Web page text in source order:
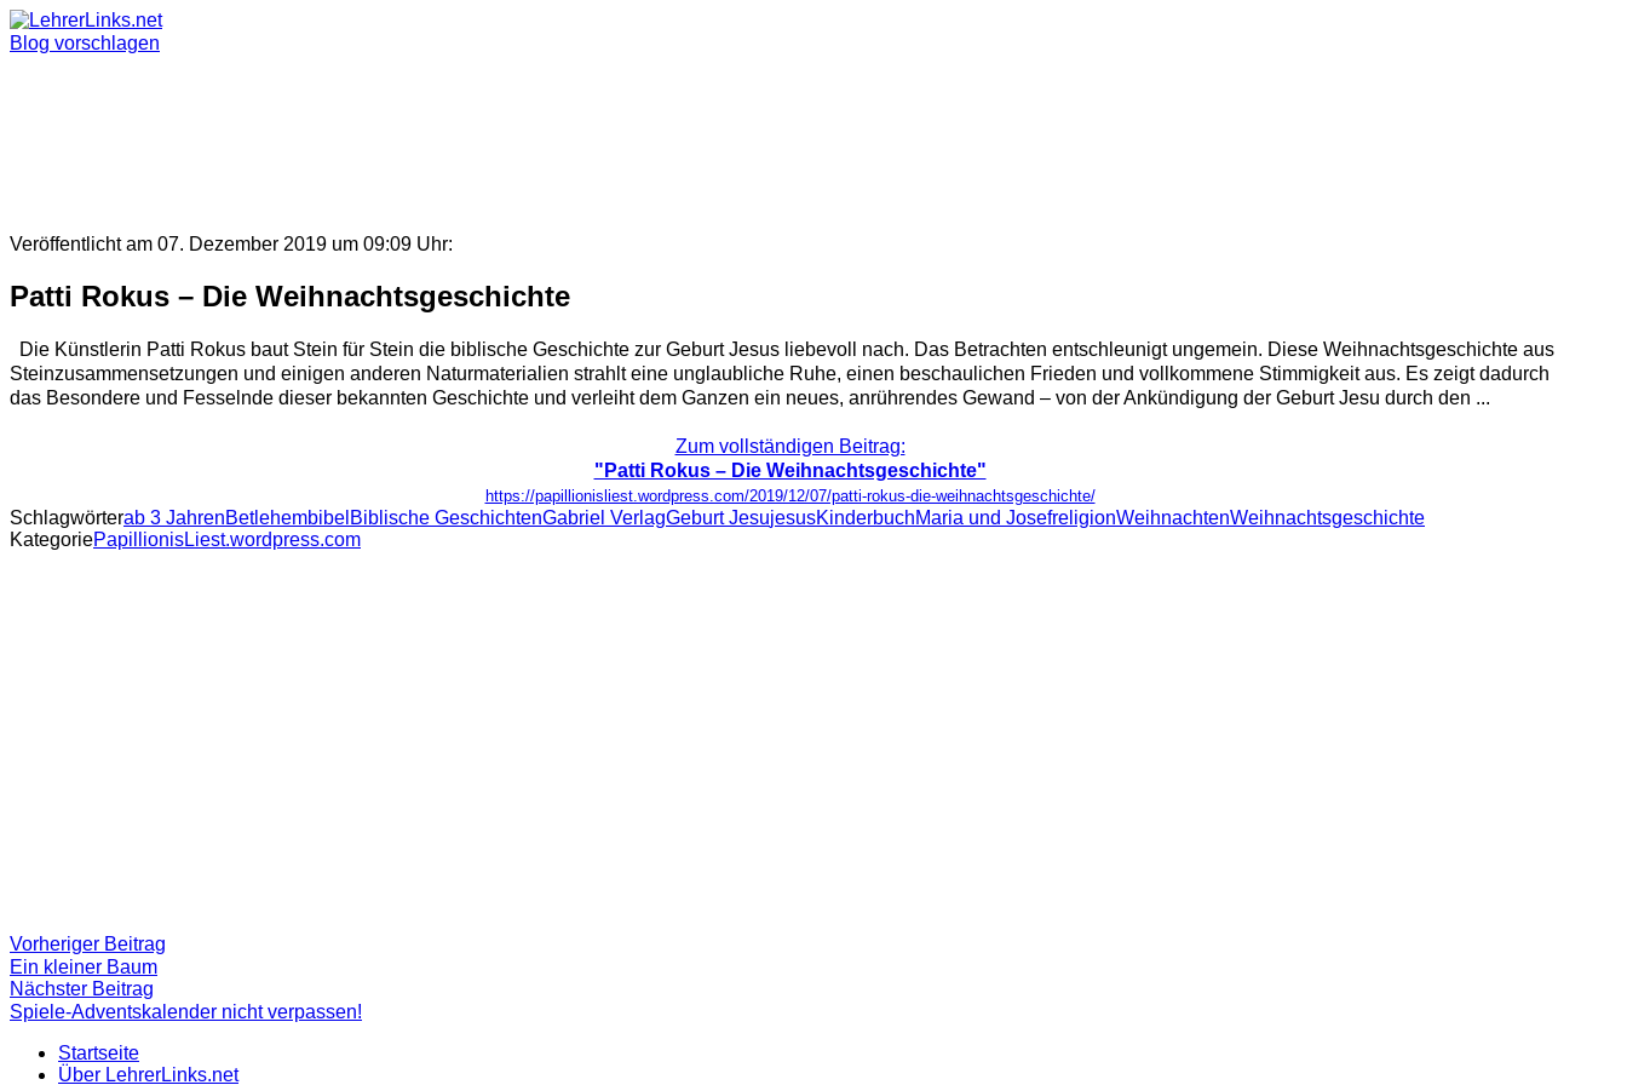
Skip
to
Blog vorschlagen
Veröffentlicht am 07. Dezember 2019 um 09:09 Uhr:
Patti Rokus – Die Weihnachtsgeschichte
Die Künstlerin Patti Rokus baut Stein für Stein die biblische Geschichte zur Geburt Jesus liebevoll nach. Das Betrachten entschleunigt ungemein. Diese Weihnachtsgeschichte aus
Steinzusammensetzungen und einigen anderen Naturmaterialien strahlt eine unglaubliche Ruhe, einen beschaulichen Frieden und vollkommene Stimmigkeit aus. Es zeigt dadurch
das Besondere und Fesselnde dieser bekannten Geschichte und verleiht dem Ganzen ein neues, anrührendes Gewand – von der Ankündigung der Geburt Jesu durch den ...
Zum vollständigen Beitrag:
"Patti Rokus – Die Weihnachtsgeschichte"
https://papillionisliest.wordpress.com/2019/12/07/patti-rokus-die-weihnachtsgeschichte/
Schlagwörterab 3 JahrenBetlehembibel Biblische GeschichtenGabriel VerlagGeburt JesujesusKinderbuchMaria und JosefreligionWeihnachtenWeihnachtsgeschichte
KategoriePapillionisLiest.wordpress.com
Beitragsnavigation
Vorheriger Beitrag
Ein kleiner Baum
Nächster Beitrag
Beitrag
Spiele-Adventskalender nicht verpassen!
Startseite
Über LehrerLinks.net